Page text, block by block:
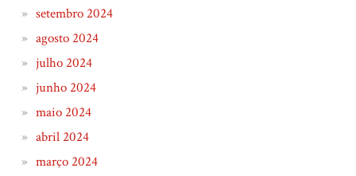
setembro 2024
agosto 2024
julho 2024
junho 2024
maio 2024
abril 2024
março 2024